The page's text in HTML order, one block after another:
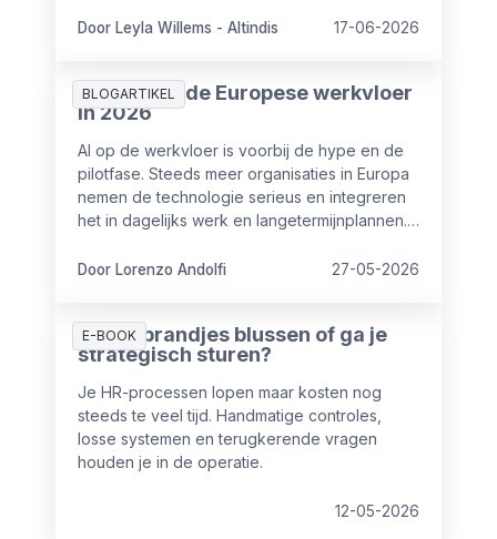
betekent dat een fundamentele verschuiving.
Door Leyla Willems - Altindis 17-06-2026
BLOGARTIKEL
AI in HR op de Europese werkvloer
in 2026
AI op de werkvloer is voorbij de hype en de
pilotfase. Steeds meer organisaties in Europa
nemen de technologie serieus en integreren
het in dagelijks werk en langetermijnplannen.
dat het ook iets oplevert.
Door Lorenzo Andolfi 27-05-2026
E-BOOK
Blijf je brandjes blussen of ga je
strategisch sturen?
Je HR-processen lopen maar kosten nog
steeds te veel tijd. Handmatige controles,
losse systemen en terugkerende vragen
houden je in de operatie.
12-05-2026